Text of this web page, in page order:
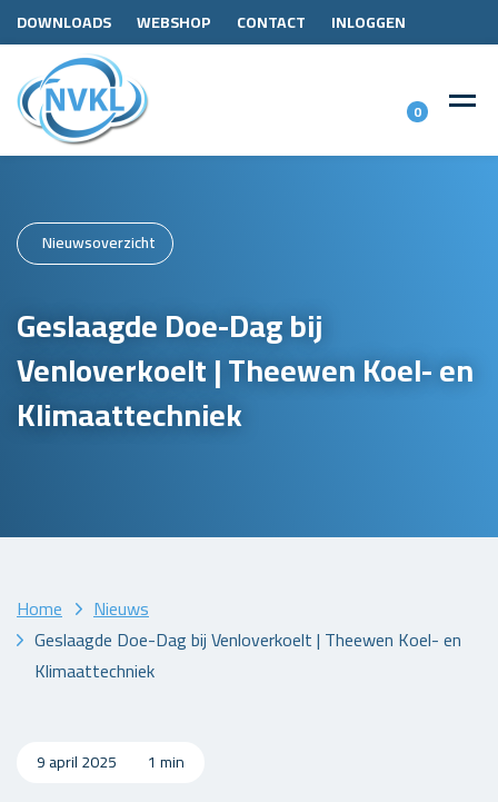
DOWNLOADS WEBSHOP CONTACT INLOGGEN
0
Nieuwsoverzicht
Geslaagde Doe-Dag bij
Venloverkoelt | Theewen Koel- en
Klimaattechniek
Home
Nieuws
Geslaagde Doe-Dag bij Venloverkoelt | Theewen Koel- en
Klimaattechniek
9 april 2025 1 min